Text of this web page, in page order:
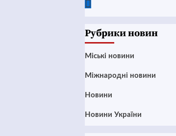
Рубрики новин
Mіські новини
Міжнародні новини
Новини
Новини України